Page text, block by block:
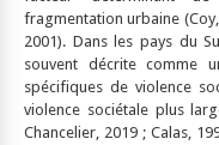
fragmentation urbaine
2001). Dans les pays du
souvent décrite comme
spécifiques de violence
violence sociétale plus
Chancelier, 2019 ; Calas,